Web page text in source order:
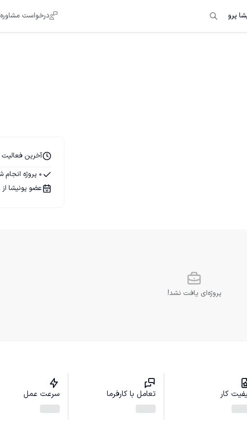
پرو درخواست مشاوره
آخرین فعالیت 29 مهر 1404
0 پروژه انجام شده
عضو پونیشا از 28 مهر 1404
پروژه‌ای یافت نشد!
کار تعامل با کارفرما سرعت عمل